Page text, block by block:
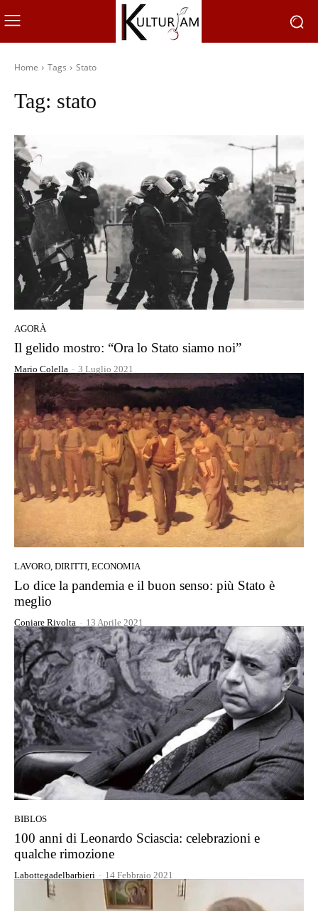
Home Tags Stato
Tag: stato
AGORÀ
Il gelido mostro: “Ora lo Stato siamo noi”
Mario Colella - 3 Luglio 2021
LAVORO, DIRITTI, ECONOMIA
Lo dice la pandemia e il buon senso: più Stato è
meglio
Coniare Rivolta - 13 Aprile 2021
BIBLOS
100 anni di Leonardo Sciascia: celebrazioni e
qualche rimozione
Labottegadelbarbieri - 14 Febbraio 2021